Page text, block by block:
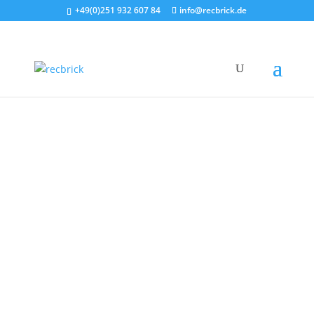
+49(0)251 932 607 84 info@recbrick.de